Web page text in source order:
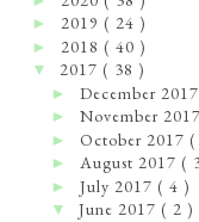
► 2019 ( 24 )
► 2018 ( 40 )
▼ 2017 ( 38 )
►December
►November
►October 2017(
►August 2017(
►July 2017( 4 )
▼ June 2017( 2 )